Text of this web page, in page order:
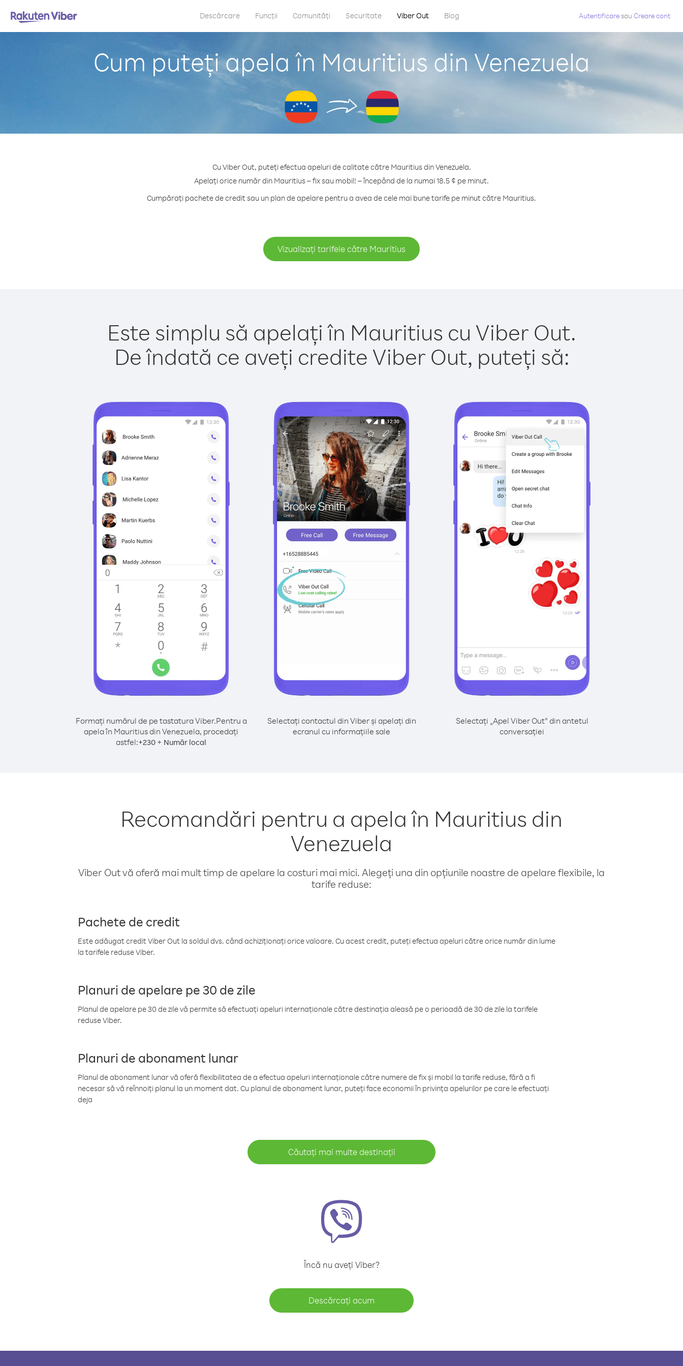
Descărcare Funcții Comunități Securitate Viber Out Blog Autentificaresau Creare cont
Cum puteți apela în Mauritius din Venezuela
Cu Viber Out, puteți efectua apeluri de calitate către Mauritius din Venezuela.
Apelați orice număr din Mauritius – fix sau mobil! – începând de la numai 18.5 ¢ pe minut.
Cumpărați pachete de credit sau un plan de apelare pentru a avea de cele mai bune tarife pe minut către Mauritius.
Vizualizați tarifele către Mauritius
Este simplu să apelați în Mauritius cu Viber Out.
De îndată ce aveți credite Viber Out, puteți să:
Formați numărul de pe tastatura Viber.Pentru a
apela în Mauritius din Venezuela, procedați
astfel:+230 + Număr local
Selectați contactul din Viber și apelați din
ecranul cu informațiile sale
Selectați „Apel Viber Out” din antetul
conversației
Recomandări pentru a apela în Mauritius din
Venezuela
Viber Out vă oferă mai mult timp de apelare la costuri mai mici. Alegeți una din opțiunile noastre de apelare flexibile, la
tarife reduse:
Pachete de credit
Este adăugat credit Viber Out la soldul dvs. când achiziționați orice valoare. Cu acest credit, puteți efectua apeluri către orice număr din lume
la tarifele reduse Viber.
Planuri de apelare pe 30 de zile
Planul de apelare pe 30 de zile vă permite să efectuați apeluri internaționale către destinația aleasă pe o perioadă de 30 de zile la tarifele
reduse Viber.
Planuri de abonament lunar
Planul de abonament lunar vă oferă flexibilitatea de a efectua apeluri internaționale către numere de fix și mobil la tarife reduse, fără a fi
necesar să vă reînnoiți planul la un moment dat. Cu planul de abonament lunar, puteți face economii în privința apelurilor pe care le efectuați
deja
Căutați mai multe destinații
Încă nu aveți Viber?
Descărcați acum